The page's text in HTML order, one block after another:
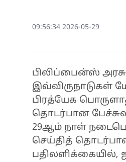
09:56:34 2026-05-29
பிலிப்பைன்ஸ்
இவ்விருநாடுகள்
பிரத்யேக
தொடர்பான
29ஆம் நாள்
செய்தித்